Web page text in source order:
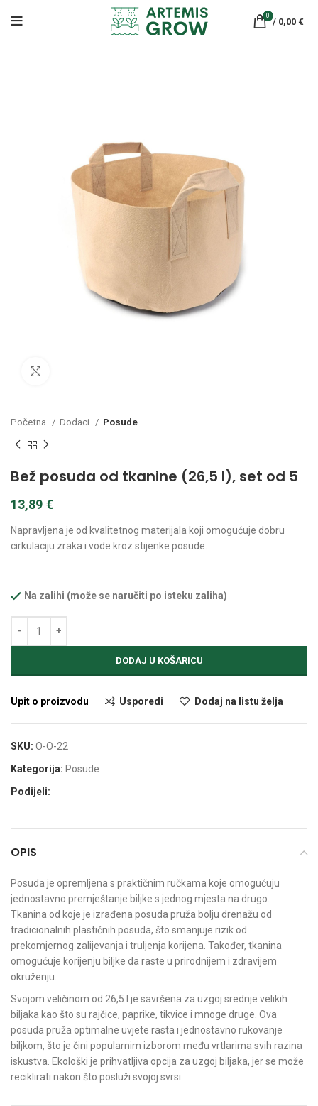
0
/ 0,00 €
Početna Dodaci Posude
Bež posuda od tkanine (26,5 l), set od 5
13,89 €
Napravljena je od kvalitetnog materijala koji omogućuje dobru
cirkulaciju zraka i vode kroz stijenke posude.
Na zalihi (može se naručiti po isteku zaliha)
DODAJ U KOŠARICU
Upit o proizvodu Usporedi Dodaj na listu želja
SKU: O-O-22
Kategorija: Posude
Podijeli:
OPIS
Posuda je opremljena s praktičnim ručkama koje omogućuju
jednostavno premještanje biljke s jednog mjesta na drugo.
Tkanina od koje je izrađena posuda pruža bolju drenažu od
tradicionalnih plastičnih posuda, što smanjuje rizik od
prekomjernog zalijevanja i truljenja korijena. Također, tkanina
omogućuje korijenju biljke da raste u prirodnijem i zdravijem
okruženju.
Svojom veličinom od 26,5 l je savršena za uzgoj srednje velikih
biljaka kao što su rajčice, paprike, tikvice i mnoge druge. Ova
posuda pruža optimalne uvjete rasta i jednostavno rukovanje
biljkom, što je čini popularnim izborom među vrtlarima svih razina
iskustva. Ekološki je prihvatljiva opcija za uzgoj biljaka, jer se može
reciklirati nakon što posluži svojoj svrsi.